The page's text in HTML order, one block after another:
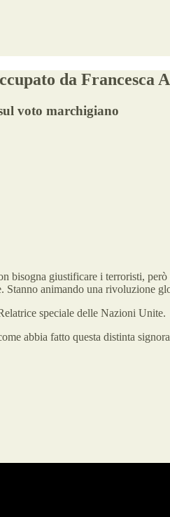
da Francesca
voto marchigiano
bisogna giustificare i terroristi,
Stanno animando una rivoluzione
speciale delle Nazioni Unite.
abbia fatto questa distinta